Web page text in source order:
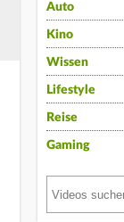
Auto
Kino
Wissen
Lifestyle
Reise
Gaming